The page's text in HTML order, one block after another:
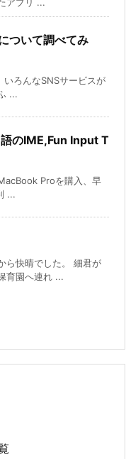
ついて調べてみ
ろんなSNSサービスが
...
のIME,Fun Input T
Proを購入、早
...
ら快晴でした。 細君が
育園へ連れ ...